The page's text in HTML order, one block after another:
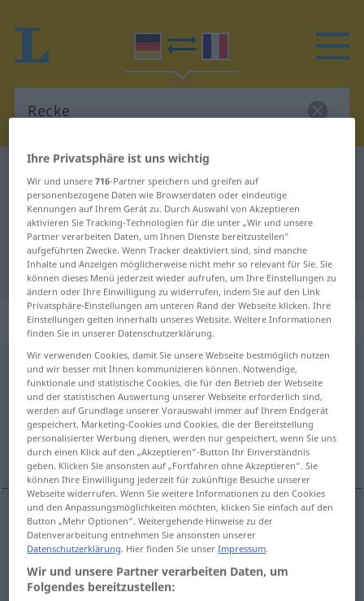
Deutsch-Französisch Übersetzung
für "Recke"
"Recke" Französisch Übersetzung
„Recke“: Maskulinum
Recke [ˈrɛkə]m <Recken;Recken> GEH
Übersicht aller Übersetzungen
(Für mehr Details die Übersetzung anklicken/antippen)
héros, preux
hérosm Recke
preuxm Recke besonders HIST
Ihre Privatsphäre ist uns wichtig
Wir und unsere716-Partner speichern und greifen auf
personenbezogene Daten wie Browserdaten oder eindeutige
Kennungen auf Ihrem Gerät zu. Durch Auswahl von Akzeptieren
aktivieren Sie Tracking-Technologien für die unter „Wir und unsere
Partner verarbeiten Daten, um Ihnen Dienste bereitzustellen“
aufgeführten Zwecke. Wenn Tracker deaktiviert sind, sind manche
Inhalte und Anzeigen möglicherweise nicht mehr so relevant für Sie. Sie
können dieses Menü jederzeit wieder aufrufen, um Ihre Einstellungen zu
ändern oder Ihre Einwilligung zu widerrufen, indem Sie auf den Link
Privatsphäre-Einstellungen am unteren Rand der Webseite klicken. Ihre
Einstellungen gelten innerhalb unseres Website. Weitere Informationen
finden Sie in unserer Datenschutzerklärung.
Wir verwenden Cookies, damit Sie unsere Webseite bestmöglich nutzen
und wir besser mit Ihnen kommunizieren können. Notwendige,
funktionale und statistische Cookies, die für den Betrieb der Webseite
und der statistischen Auswertung unserer Webseite erforderlich sind,
werden auf Grundlage unserer Vorauswahl immer auf Ihrem Endgerät
gespeichert. Marketing-Cookies und Cookies, die der Bereitstellung
personalisierter Werbung dienen, werden nur gespeichert, wenn Sie uns
durch einen Klick auf den „Akzeptieren“-Button Ihr Einverständnis
geben. Klicken Sie ansonsten auf „Fortfahren ohne Akzeptieren“. Sie
können Ihre Einwilligung jederzeit für zukünftige Besuche unserer
Webseite widerrufen. Wenn Sie weitere Informationen zu den Cookies
und den Anpassungsmöglichkeiten möchten, klicken Sie einfach auf den
Button „Mehr Optionen“. Weitergehende Hinweise zu der
Datenverarbeitung entnehmen Sie ansonsten unserer
Datenschutzerklärung. Hier finden Sie unserImpressum.
Wir und unsere Partner verarbeiten Daten, um
Folgendes bereitzustellen: